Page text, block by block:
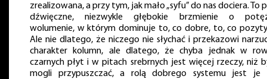
zrealizowana, a przy tym, jak mało „syfu” do nas dociera. To
dźwięczne, niezwykle głębokie brzmienie o
wolumenie, w którym dominuje to, co dobre, to, co
Ale nie dlatego, że niczego nie słychać i przekazowi
charakter kolumn, ale dlatego, że chyba jednak w
czarnych płyt i w pitach srebrnych jest więcej rzeczy, niż
mogli przypuszczać, a rolą dobrego systemu jest je